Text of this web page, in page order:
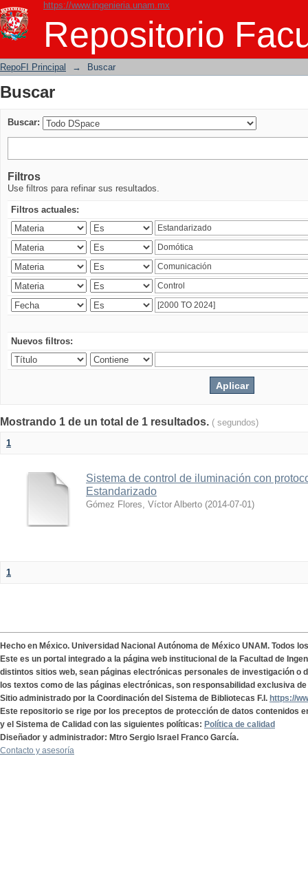
https://www.ingenieria.unam.mx
Repositorio
Buscar
RepoFI Principal → Buscar
Buscar
Buscar:
Filtros
Use filtros para refinar sus resultados.
Filtros actuales:
Nuevos filtros:
Mostrando 1 de un total de 1 resultados. ( segundos)
1
Sistema de control de iluminación con
Estandarizado
Gómez Flores, Víctor Alberto (2014-07-01)
1
Hecho en México. Universidad Nacional Autónoma de México UNAM. Todos
Este es un portal integrado a la página web institucional de la Facultad de
distintos sitios web, sean páginas electrónicas personales de investigación o
los textos como de las páginas electrónicas, son responsabilidad exclusiva
Sitio administrado por la Coordinación del Sistema de Bibliotecas F.I. https://
Este repositorio se rige por los preceptos de protección de datos contenidos
y el Sistema de Calidad con las siguientes políticas: Política de calidad
Diseñador y administrador: Mtro Sergio Israel Franco García.
Contacto y asesoría